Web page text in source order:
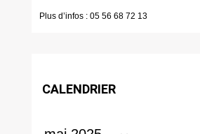
Plus d’infos : 05 56 68 72 13
CALENDRIER